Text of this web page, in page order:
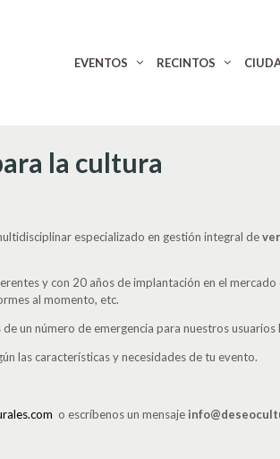
EVENTOS RECINTOS
la cultura
especializado en gestión integral de
y con 20 años de implantación en el
al momento, etc.
un número de emergencia para nuestros usuarios
las características y necesidades de tu evento.
o escríbenos un mensaje